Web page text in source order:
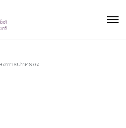
งการปกครอง